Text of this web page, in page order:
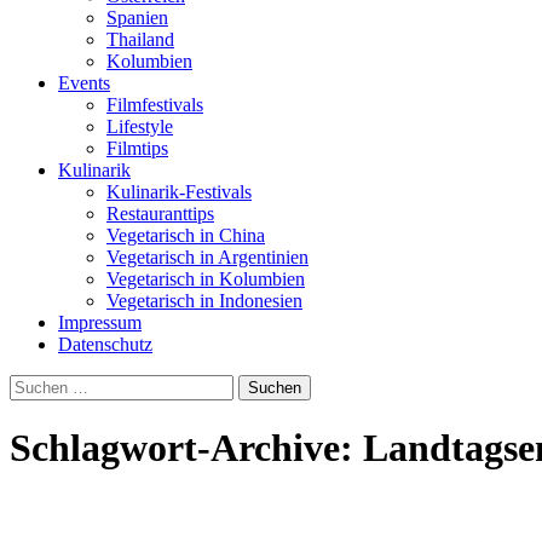
Spanien
Thailand
Kolumbien
Events
Filmfestivals
Lifestyle
Filmtips
Kulinarik
Kulinarik-Festivals
Restauranttips
Vegetarisch in China
Vegetarisch in Argentinien
Vegetarisch in Kolumbien
Vegetarisch in Indonesien
Impressum
Datenschutz
Suchen
nach:
Schlagwort-Archive: